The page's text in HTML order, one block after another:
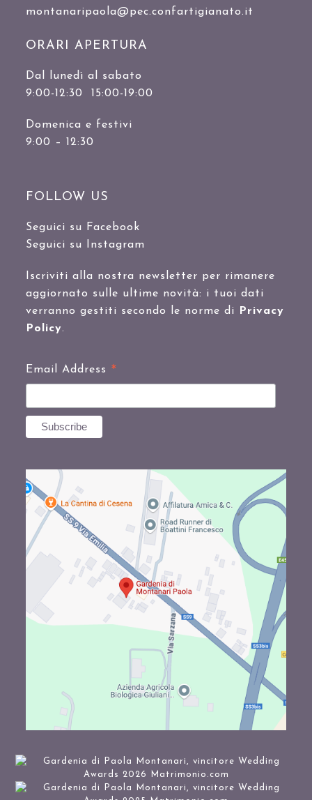
montanaripaola@pec.confartigianato.it
ORARI APERTURA
Dal lunedì al sabato
9:00-12:30 15:00-19:00
Domenica e festivi
9:00 – 12:30
FOLLOW US
Seguici su Facebook
Seguici su Instagram
Iscriviti alla nostra newsletter per rimanere
aggiornato sulle ultime novità: i tuoi dati
verranno gestiti secondo le norme di Privacy
Policy.
Email Address *